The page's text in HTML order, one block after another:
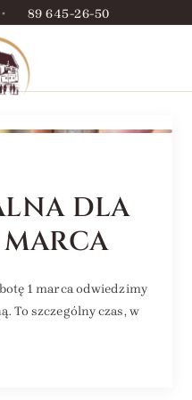
• 89 645-26-50
DLA
1 marca odwiedzimy
To szczególny czas, w